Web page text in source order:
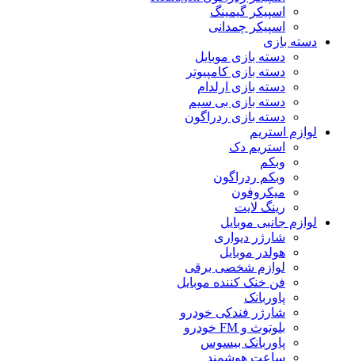
اسپیکر گیمینگ
اسپیکر چمدانی
دسته بازی
دسته بازی موبایل
دسته بازی کامپیوتر
دسته بازی ارلدام
دسته بازی بی سیم
دسته بازی ردراگون
لوازم استریم
استریم دک
وبکم
وبکم ردراگون
میکروفون
رینگ لایت
لوازم جانبی موبایل
شارژر دیواری
هولدر موبایل
لوازم شخصی برقی
فن خنک کننده موبایل
پاوربانک
شارژر فندکی خودرو
بلوتوث و FM خودرو
پاوربانک بیسوس
ساعت هوشمند